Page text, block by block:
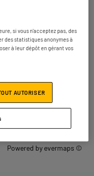
dans les
Powered by evermaps ©
si vous n'acceptez pas, des
des statistiques anonymes à
à leur dépôt en gérant vos
AUTORISER